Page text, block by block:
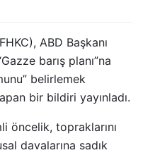
ABD Başkanı
barış planı”na
belirlemek
bir bildiri yayınladı.
öncelik, topraklarını
davalarına sadık